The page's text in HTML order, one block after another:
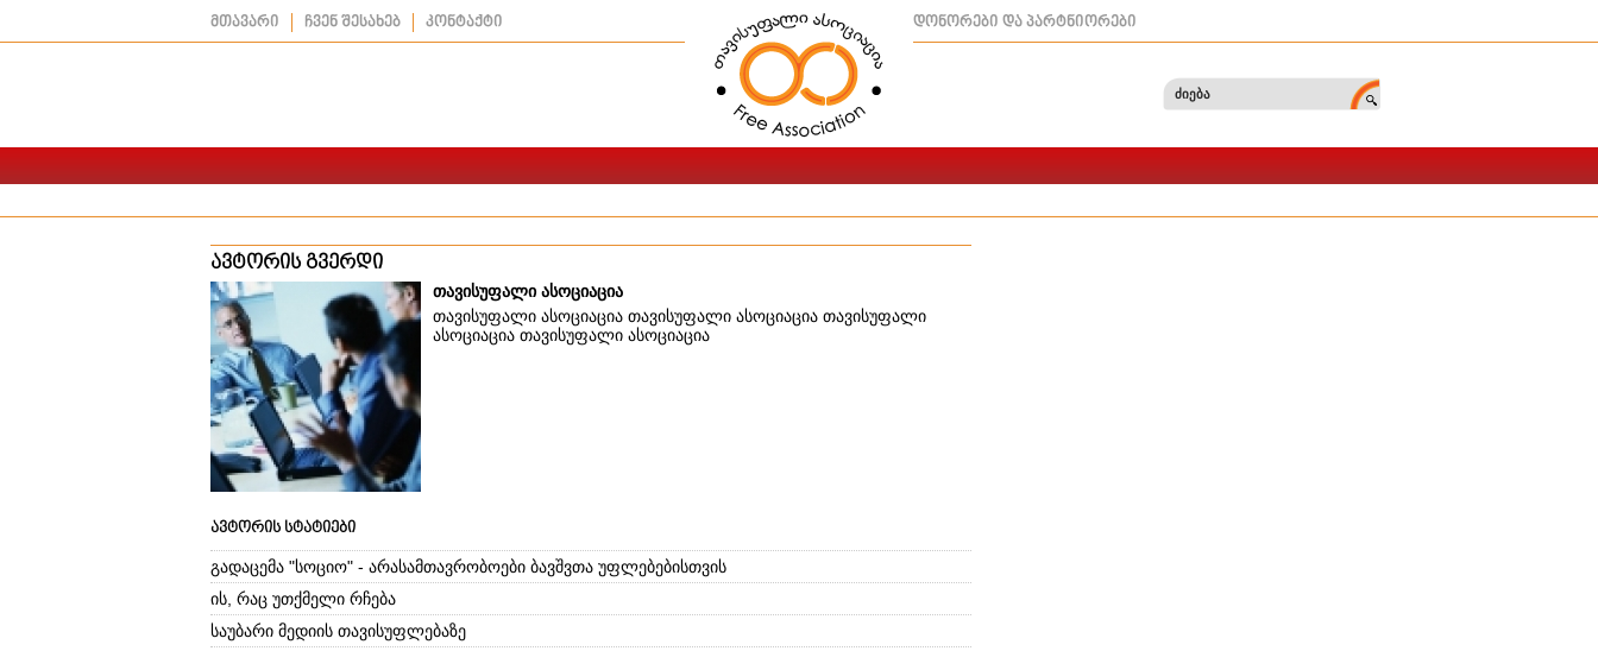
მთავარი ჩვენ შესახებ კონტაქტი დონორები და პარტნიორები
ავტორის გვერდი
თავისუფალი ასოციაცია
თავისუფალი ასოციაცია თავისუფალი ასოციაცია თავისუფალი
ასოციაცია თავისუფალი ასოციაცია
ავტორის სტატიები
გადაცემა "სოციო" - არასამთავრობოები ბავშვთა უფლებებისთვის
ის, რაც უთქმელი რჩება
საუბარი მედიის თავისუფლებაზე